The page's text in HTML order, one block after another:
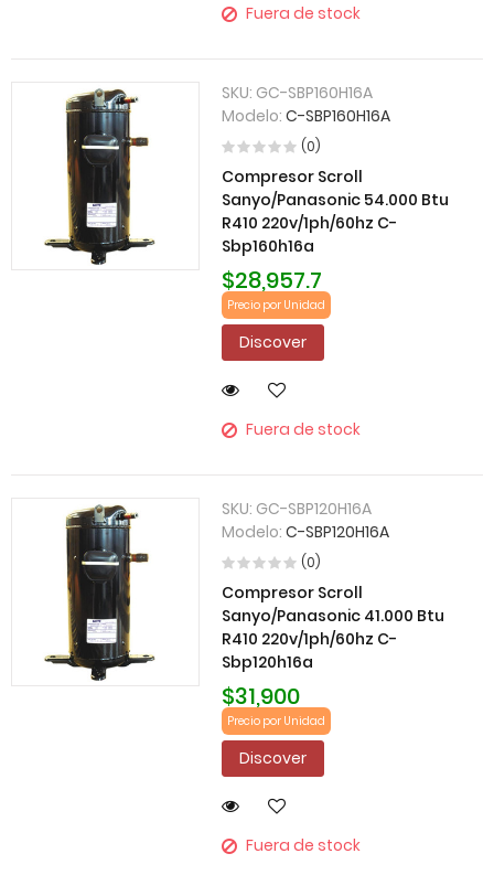
Fuera de stock
SKU: GC-SBP160H16A
Modelo:C-SBP160H16A
(0)
Compresor Scroll
Sanyo/Panasonic 54.000 Btu
R410 220v/1ph/60hz C-
Sbp160h16a
$28,957.7
Precio por Unidad
Discover
Fuera de stock
SKU: GC-SBP120H16A
Modelo:C-SBP120H16A
(0)
Compresor Scroll
Sanyo/Panasonic 41.000 Btu
R410 220v/1ph/60hz C-
Sbp120h16a
$31,900
Precio por Unidad
Discover
Fuera de stock